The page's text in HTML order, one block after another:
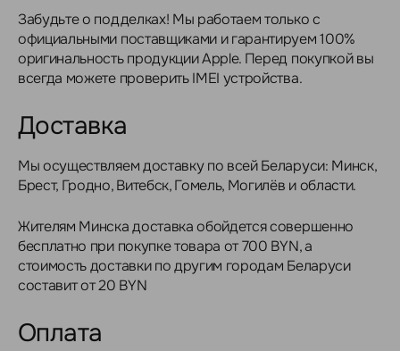
Забудьте о подделках! Мы работаем только с
официальными поставщиками и гарантируем 100%
оригинальность продукции Apple. Перед покупкой вы
всегда можете проверить IMEI устройства.
Доставка
Мы осуществляем доставку по всей Беларуси: Минск,
Брест, Гродно, Витебск, Гомель, Могилёв и области.
Жителям Минска доставка обойдется совершенно
бесплатно при покупке товара от 700 BYN, а
стоимость доставки по другим городам Беларуси
составит от 20 BYN
Оплата